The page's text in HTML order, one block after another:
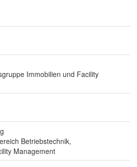
Immobilien und Facility
Betriebstechnik,
Management